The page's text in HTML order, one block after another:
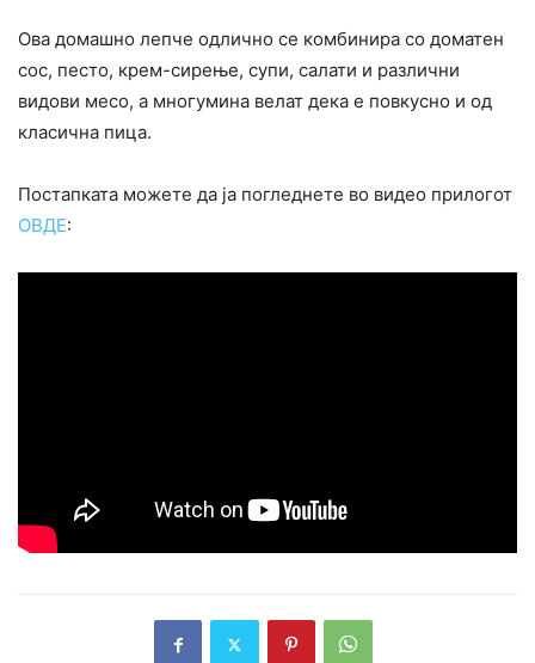
Ова домашно лепче одлично се комбинира со доматен
сос, песто, крем-сирење, супи, салати и различни
видови месо, а многумина велат дека е повкусно и од
класична пица.
Постапката можете да ја погледнете во видео прилогот
ОВДЕ: